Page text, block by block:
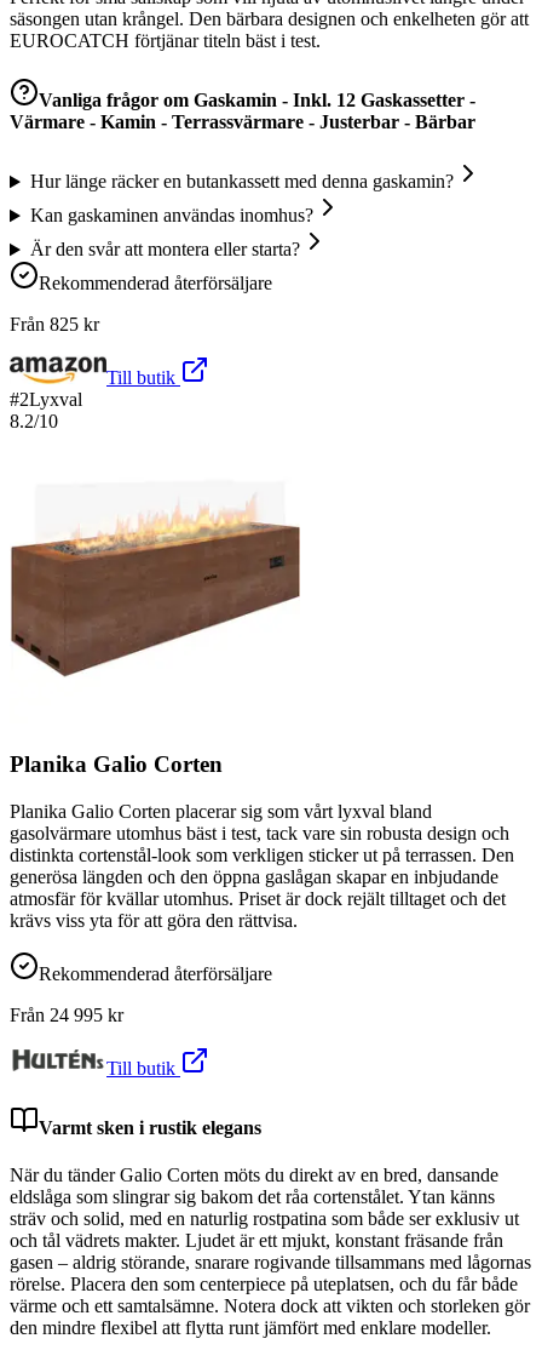
säsongen utan krångel. Den bärbara designen och enkelheten gör att
EUROCATCH förtjänar titeln bäst i test.
Vanliga frågor om Gaskamin - Inkl. 12 Gaskassetter -
Värmare - Kamin - Terrassvärmare - Justerbar - Bärbar
Hur länge räcker en butankassett med denna gaskamin?
Kan gaskaminen användas inomhus?
Är den svår att montera eller starta?
Rekommenderad återförsäljare
Från 825 kr
Till butik
#2Lyxval
8.2/10
Planika Galio Corten
Planika Galio Corten placerar sig som vårt lyxval bland
gasolvärmare utomhus bäst i test, tack vare sin robusta design och
distinkta cortenstål-look som verkligen sticker ut på terrassen. Den
generösa längden och den öppna gaslågan skapar en inbjudande
atmosfär för kvällar utomhus. Priset är dock rejält tilltaget och det
krävs viss yta för att göra den rättvisa.
Rekommenderad återförsäljare
Från 24 995 kr
Till butik
Varmt sken i rustik elegans
När du tänder Galio Corten möts du direkt av en bred, dansande
eldslåga som slingrar sig bakom det råa cortenstålet. Ytan känns
sträv och solid, med en naturlig rostpatina som både ser exklusiv ut
och tål vädrets makter. Ljudet är ett mjukt, konstant fräsande från
gasen – aldrig störande, snarare rogivande tillsammans med lågornas
rörelse. Placera den som centerpiece på uteplatsen, och du får både
värme och ett samtalsämne. Notera dock att vikten och storleken gör
den mindre flexibel att flytta runt jämfört med enklare modeller.